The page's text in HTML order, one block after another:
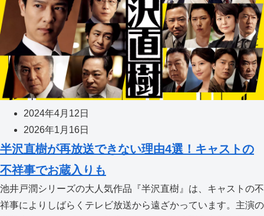
2024年4月12日
2026年1月16日
半沢直樹が再放送できない理由4選！キャストの
不祥事でお蔵入りも
池井戸潤シリーズの大人気作品『半沢直樹』は、キャストの不
祥事によりしばらくテレビ放送から遠ざかっています。主演の